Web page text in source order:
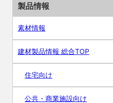
製品情報
素材情報
建材製品情報 総合TOP
住宅向け
公共・商業施設向け